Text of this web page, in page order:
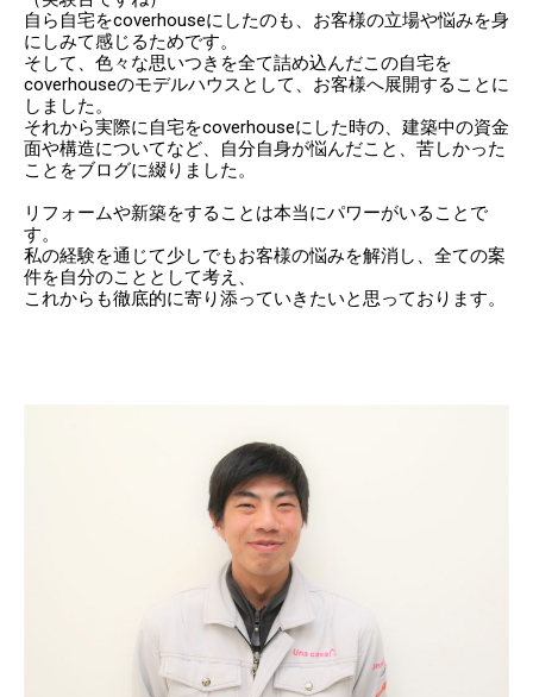
自ら自宅をcoverhouseにしたのも、お客様の立場や悩みを身
にしみて感じるためです。
そして、色々な思いつきを全て詰め込んだこの自宅を
coverhouseのモデルハウスとして、お客様へ展開することに
しました。
それから実際に自宅をcoverhouseにした時の、建築中の資金
面や構造についてなど、自分自身が悩んだこと、苦しかった
ことをブログに綴りました。
リフォームや新築をすることは本当にパワーがいることで
す。
私の経験を通じて少しでもお客様の悩みを解消し、全ての案
件を自分のこととして考え、
これからも徹底的に寄り添っていきたいと思っております。